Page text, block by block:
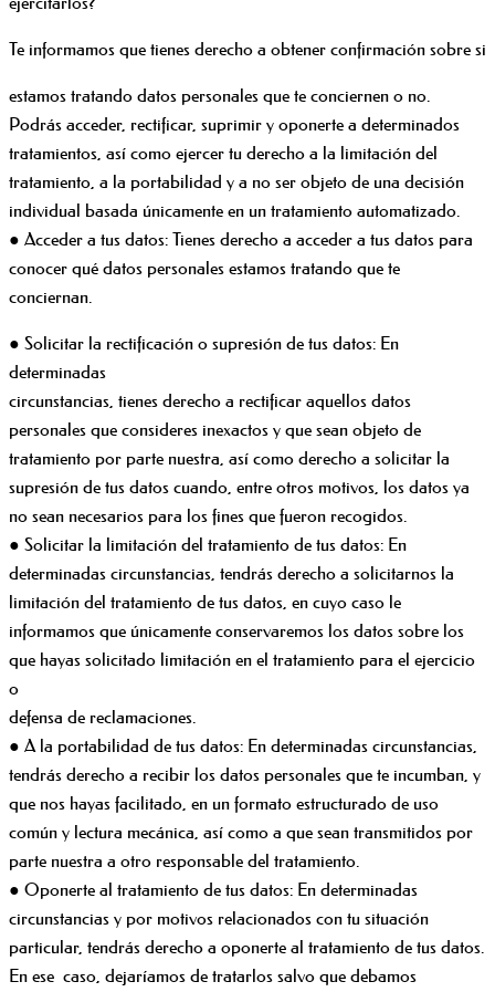
Te informamos que tienes derecho a obtener confirmación sobre si
estamos tratando datos personales que te conciernen o no.
Podrás acceder, rectificar, suprimir y oponerte a determinados
tratamientos, así como ejercer tu derecho a la limitación del
tratamiento, a la portabilidad y a no ser objeto de una decisión
individual basada únicamente en un tratamiento automatizado.
● Acceder a tus datos: Tienes derecho a acceder a tus datos para
conocer qué datos personales estamos tratando que te
conciernan.
● Solicitar la rectificación o supresión de tus datos: En
determinadas
circunstancias, tienes derecho a rectificar aquellos datos
personales que consideres inexactos y que sean objeto de
tratamiento por parte nuestra, así como derecho a solicitar la
supresión de tus datos cuando, entre otros motivos, los datos ya
no sean necesarios para los fines que fueron recogidos.
● Solicitar la limitación del tratamiento de tus datos: En
determinadas circunstancias, tendrás derecho a solicitarnos la
limitación del tratamiento de tus datos, en cuyo caso le
informamos que únicamente conservaremos los datos sobre los
que hayas solicitado limitación en el tratamiento para el ejercicio
o
defensa de reclamaciones.
● A la portabilidad de tus datos: En determinadas circunstancias,
tendrás derecho a recibir los datos personales que te incumban, y
que nos hayas facilitado, en un formato estructurado de uso
común y lectura mecánica, así como a que sean transmitidos por
parte nuestra a otro responsable del tratamiento.
● Oponerte al tratamiento de tus datos: En determinadas
circunstancias y por motivos relacionados con tu situación
particular, tendrás derecho a oponerte al tratamiento de tus datos.
En ese caso, dejaríamos de tratarlos salvo que debamos